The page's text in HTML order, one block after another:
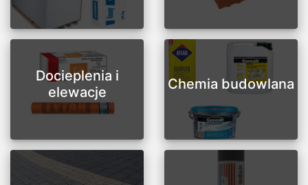
Docieplenia i
elewacje
Chemia budowlana